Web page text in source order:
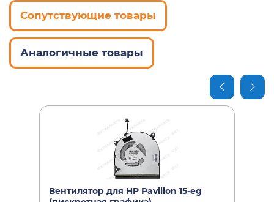
HP Pavilion 15-eg0099ur
HP Pavilion 15-eg0100ur
HP Pavilion 15-eg0117ur
HP Pavilion 15-eg0141ur
HP Pavilion 15-eg0145ur
Сопутствующие товары
Аналогичные товары
Вентилятор для HP Pavilion 15-eg